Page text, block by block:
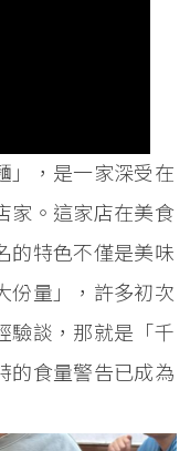
」，是一家深受在
家。這家店在美食
的特色不僅是美味
份量」，許多初次
驗談，那就是「千
的食量警告已成為